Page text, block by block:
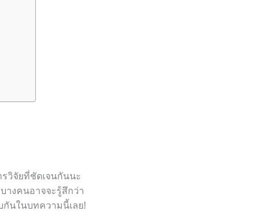
วิจัยที่ชัดเจนกันนะ
างคนอาจจะรู้สึกว่า
กันในบทความนี้เลย!